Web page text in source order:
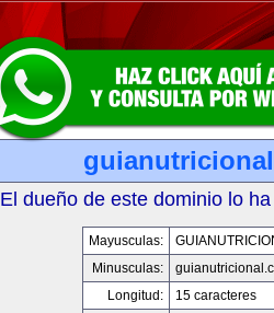
El dueño de este dominio lo
Mayusculas:
Minusculas:
Longitud:
15 caracteres